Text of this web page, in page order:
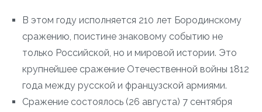
В этом году исполняется 210 лет Бородинскому
сражению, поистине знаковому событию не
только Российской, но и мировой истории. Это
крупнейшее сражение Отечественной войны 1812
года между русской и французской армиями.
Сражение состоялось (26 августа) 7 сентября